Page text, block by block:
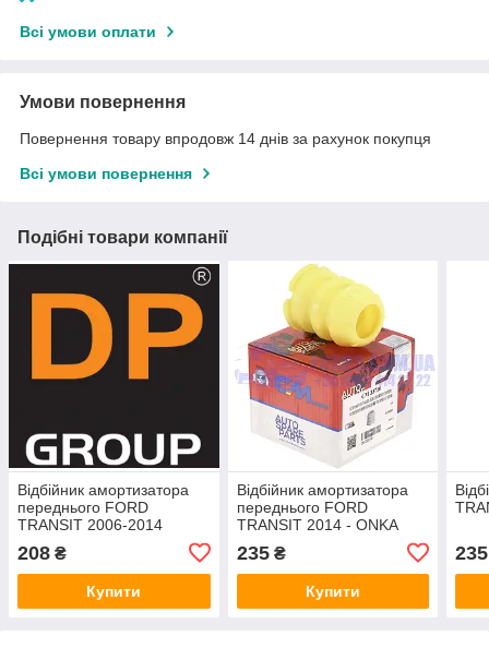
Всі умови оплати
Умови повернення
Повернення товару впродовж 14 днів за рахунок покупця
Всі умови повернення
Подібні товари компанії
Відбійник амортизатора
переднього FORD
TRANSIT 2006-2014
(1383523/6C113025AB/B4431)
DP GROUP
208 ₴
Купити
Відбійник амортизатора
переднього FORD
TRANSIT 2014 - ONKA
235₴
Купити
235